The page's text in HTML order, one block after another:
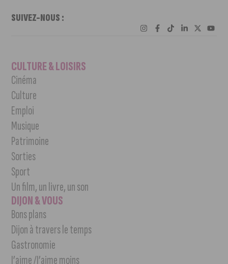
SUIVEZ-NOUS :
CULTURE & LOISIRS
Cinéma
Culture
Emploi
Musique
Patrimoine
Sorties
Sport
Un film, un livre, un son
DIJON & VOUS
Bons plans
Dijon à travers le temps
Gastronomie
J’aime /J’aime moins